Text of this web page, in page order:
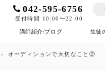
042-595-6756
受付時間 10:00〜22:00
講師紹介/ブログ 生徒
› オーディションで大切なこと②